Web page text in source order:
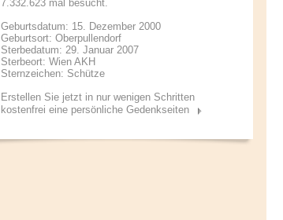
7.332.623 mal besucht.
Geburtsdatum: 15. Dezember 2000
Geburtsort: Oberpullendorf
Sterbedatum: 29. Januar 2007
Sterbeort: Wien AKH
Sternzeichen: Schütze
Erstellen Sie jetzt in nur wenigen Schritten
kostenfrei eine persönliche Gedenkseiten